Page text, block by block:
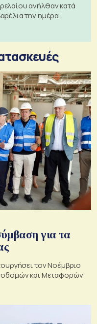
ανήλθαν κατά
την ημέρα
για τα
τον Νοέμβριο
και Μεταφορών